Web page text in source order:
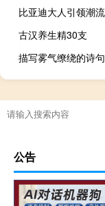
古汉养生精30支
描写雾气缭绕的诗句
公告